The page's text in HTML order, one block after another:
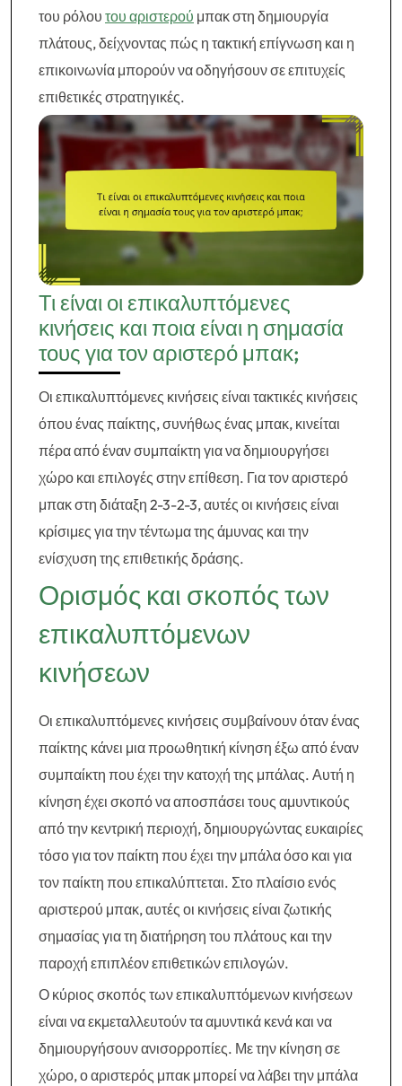
του ρόλου του αριστερού μπακ στη δημιουργία
πλάτους, δείχνοντας πώς η τακτική επίγνωση και η
επικοινωνία μπορούν να οδηγήσουν σε επιτυχείς
επιθετικές στρατηγικές.
Τι είναι οι επικαλυπτόμενες
κινήσεις και ποια είναι η σημασία
τους για τον αριστερό μπακ;
Οι επικαλυπτόμενες κινήσεις είναι τακτικές κινήσεις
όπου ένας παίκτης, συνήθως ένας μπακ, κινείται
πέρα από έναν συμπαίκτη για να δημιουργήσει
χώρο και επιλογές στην επίθεση. Για τον αριστερό
μπακ στη διάταξη 2-3-2-3, αυτές οι κινήσεις είναι
κρίσιμες για την τέντωμα της άμυνας και την
ενίσχυση της επιθετικής δράσης.
Ορισμός και σκοπός των
επικαλυπτόμενων
κινήσεων
Οι επικαλυπτόμενες κινήσεις συμβαίνουν όταν ένας
παίκτης κάνει μια προωθητική κίνηση έξω από έναν
συμπαίκτη που έχει την κατοχή της μπάλας. Αυτή η
κίνηση έχει σκοπό να αποσπάσει τους αμυντικούς
από την κεντρική περιοχή, δημιουργώντας ευκαιρίες
τόσο για τον παίκτη που έχει την μπάλα όσο και για
τον παίκτη που επικαλύπτεται. Στο πλαίσιο ενός
αριστερού μπακ, αυτές οι κινήσεις είναι ζωτικής
σημασίας για τη διατήρηση του πλάτους και την
παροχή επιπλέον επιθετικών επιλογών.
Ο κύριος σκοπός των επικαλυπτόμενων κινήσεων
είναι να εκμεταλλευτούν τα αμυντικά κενά και να
δημιουργήσουν ανισορροπίες. Με την κίνηση σε
χώρο, ο αριστερός μπακ μπορεί να λάβει την μπάλα